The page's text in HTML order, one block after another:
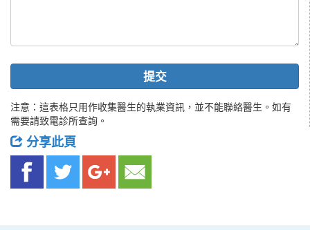
提交
注意：這表格只用作收集醫生的執業資訊，並不能聯絡醫生。如有
需要請致電診所查詢。
分享此頁